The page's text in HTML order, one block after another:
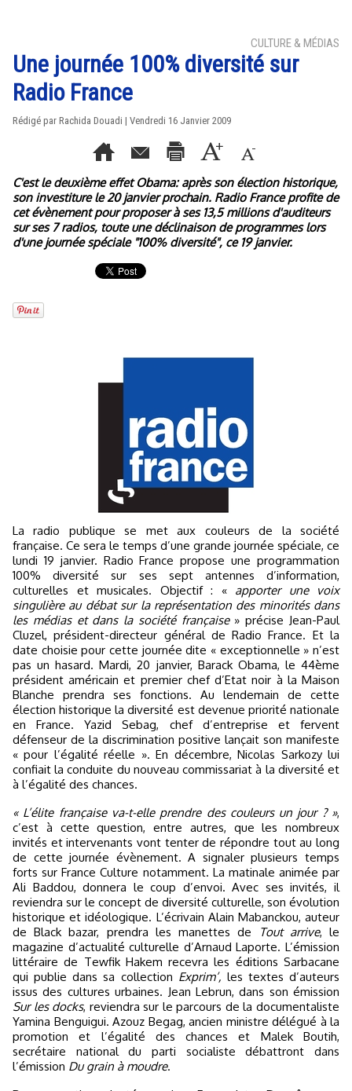
CULTURE & MÉDIAS
Une journée 100% diversité sur
Radio France
Rédigé par Rachida Douadi | Vendredi 16 Janvier 2009
C'est le deuxième effet Obama: après son élection historique,
son investiture le 20 janvier prochain. Radio France profite de
cet évènement pour proposer à ses 13,5 millions d'auditeurs
sur ses 7 radios, toute une déclinaison de programmes lors
d'une journée spéciale "100% diversité", ce 19 janvier.
La radio publique se met aux couleurs de la société
française. Ce sera le temps d’une grande journée spéciale, ce
lundi 19 janvier. Radio France propose une programmation
100% diversité sur ses sept antennes d’information,
culturelles et musicales. Objectif : « apporter une voix
singulière au débat sur la représentation des minorités dans
les médias et dans la société française» précise Jean-Paul
Cluzel, président-directeur général de Radio France. Et la
date choisie pour cette journée dite « exceptionnelle » n’est
pas un hasard. Mardi, 20 janvier, Barack Obama, le 44ème
président américain et premier chef d’Etat noir à la Maison
Blanche prendra ses fonctions. Au lendemain de cette
élection historique la diversité est devenue priorité nationale
en France. Yazid Sebag, chef d’entreprise et fervent
défenseur de la discrimination positive lançait son manifeste
« pour l’égalité réelle ». En décembre, Nicolas Sarkozy lui
confiait la conduite du nouveau commissariat à la diversité et
à l’égalité des chances.
« L’élite française va-t-elle prendre des couleurs un jour ? »,
c’est à cette question, entre autres, que les nombreux
invités et intervenants vont tenter de répondre tout au long
de cette journée évènement. A signaler plusieurs temps
forts sur France Culture notamment. La matinale animée par
Ali Baddou, donnera le coup d’envoi. Avec ses invités, il
reviendra sur le concept de diversité culturelle, son évolution
historique et idéologique. L’écrivain Alain Mabanckou, auteur
de Black bazar, prendra les manettes de
Tout arrive, le
magazine d’actualité culturelle d’Arnaud Laporte. L’émission
littéraire de Tewfik Hakem recevra les éditions Sarbacane
qui publie dans sa collection Exprim’, les textes d’auteurs
issus des cultures urbaines. Jean Lebrun, dans son émission
Sur les docks, reviendra sur le parcours de la documentaliste
Yamina Benguigui. Azouz Begag, ancien ministre délégué à la
promotion et l’égalité des chances et Malek Boutih,
secrétaire national du parti socialiste débattront dans
l’émission Du grain à moudre.